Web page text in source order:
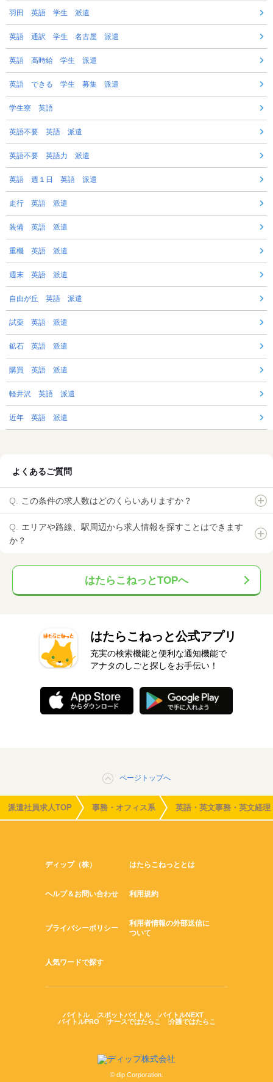
羽田 英語 学生 派遣
英語 通訳 学生 名古屋 派遣
英語 高時給 学生 派遣
英語 できる 学生 募集 派遣
学生寮 英語
英語不要 英語 派遣
英語不要 英語力 派遣
英語 週１日 英語 派遣
走行 英語 派遣
装備 英語 派遣
重機 英語 派遣
週末 英語 派遣
自由が丘 英語 派遣
試薬 英語 派遣
鉱石 英語 派遣
購買 英語 派遣
軽井沢 英語 派遣
近年 英語 派遣
よくあるご質問
この条件の求人数はどのくらいありますか？
エリアや路線、駅周辺から求人情報を探すことはできます
か？
はたらこねっとTOPへ
はたらこねっと公式アプリ
充実の検索機能と便利な通知機能で
アナタのしごと探しをお手伝い！
ページトップへ
派遣社員求人TOP 事務・オフィス系 英語・英文事務・英文経理
ディップ（株） はたらこねっととは
ヘルプ＆お問い合わせ 利用規約
プライバシーポリシー
利用者情報の外部送信に
ついて
人気ワードで探す
バイトル スポットバイトル
バイトルNEXT
バイトルPRO
ナースではたらこ 介護ではたらこ
© dip Corporation.